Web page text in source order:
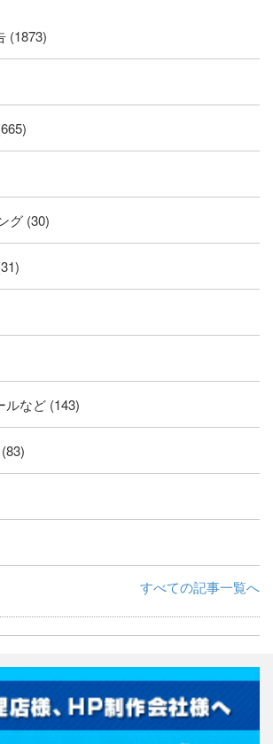
(1873)
グ (30)
ルなど (143)
すべての記事一覧へ